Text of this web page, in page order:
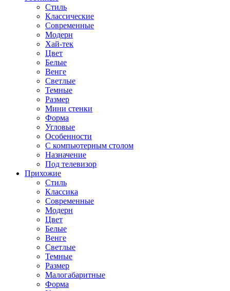
Стиль
Классические
Современные
Модерн
Хай-тек
Цвет
Белые
Венге
Светлые
Темные
Размер
Мини стенки
Форма
Угловые
Особенности
С компьютерным столом
Назначение
Под телевизор
Прихожие
Стиль
Классика
Современные
Модерн
Цвет
Белые
Венге
Светлые
Темные
Размер
Малогабаритные
Форма